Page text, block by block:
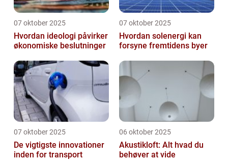
07 oktober 2025
Hvordan ideologi påvirker
økonomiske beslutninger
07 oktober 2025
Hvordan solenergi kan
forsyne fremtidens byer
07 oktober 2025
De vigtigste innovationer
inden for transport
06 oktober 2025
Akustikloft: Alt hvad du
behøver at vide